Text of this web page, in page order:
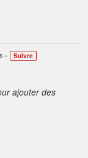
– Suivre
ajouter des